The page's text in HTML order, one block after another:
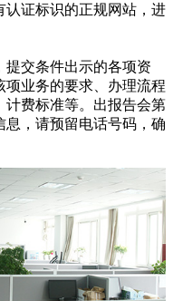
认证标识的正规网站，进
交条件出示的各项资
业务的要求、办理流程
计费标准等。出报告会第
，请预留电话号码，确